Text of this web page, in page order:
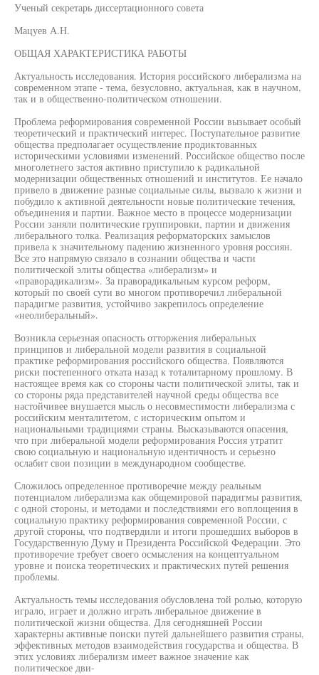
Ученый секретарь диссертационного совета
Мацуев А.Н.
ОБЩАЯ ХАРАКТЕРИСТИКА РАБОТЫ
Актуальность исследования. История российского либерализма на
современном этапе - тема, безусловно, актуальная, как в научном,
так и в общественно-политическом отношении.
Проблема реформирования современной России вызывает особый
теоретический и практический интерес. Поступательное развитие
общества предполагает осуществление продиктованных
историческими условиями изменений. Российское общество после
многолетнего застоя активно приступило к радикальной
модернизации общественных отношений и институтов. Ее начало
привело в движение разные социальные силы, вызвало к жизни и
побудило к активной деятельности новые политические течения,
объединения и партии. Важное место в процессе модернизации
России заняли политические группировки, партии и движения
либерального толка. Реализация реформаторских замыслов
привела к значительному падению жизненного уровня россиян.
Все это напрямую связало в сознании общества и части
политической элиты общества «либерализм» и
«праворадикализм». За праворадикальным курсом реформ,
который по своей сути во многом противоречил либеральной
парадигме развития, устойчиво закрепилось определение
«неолиберальный».
Возникла серьезная опасность отторжения либеральных
принципов и либеральной модели развития в социальной
практике реформирования российского общества. Появляются
риски постепенного отката назад к тоталитарному прошлому. В
настоящее время как со стороны части политической элиты, так и
со стороны ряда представителей научной среды общества все
настойчивее внушается мысль о несовместимости либерализма с
российским менталитетом, с историческим опытом и
национальными традициями страны. Высказываются опасения,
что при либеральной модели реформирования Россия утратит
свою социальную и национальную идентичность и серьезно
ослабит свои позиции в международном сообществе.
Сложилось определенное противоречие между реальным
потенциалом либерализма как общемировой парадигмы развития,
с одной стороны, и методами и последствиями его воплощения в
социальную практику реформирования современной России, с
другой стороны, что подтвердили и итоги прошедших выборов в
Государственную Думу и Президента Российской Федерации. Это
противоречие требует своего осмысления на концептуальном
уровне и поиска теоретических и практических путей решения
проблемы.
Актуальность темы исследования обусловлена той ролью, которую
играло, играет и должно играть либеральное движение в
политической жизни общества. Для сегодняшней России
характерны активные поиски путей дальнейшего развития страны,
эффективных методов взаимодействия государства и общества. В
этих условиях либерализм имеет важное значение как
политическое дви-